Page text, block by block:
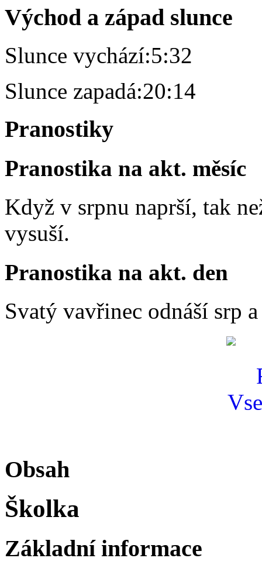
Východ a západ slunce
Slunce vychází:5:32
Slunce zapadá:20:14
Pranostiky
Pranostika na akt. měsíc
Když v srpnu naprší, tak
vysuší.
Pranostika na akt. den
Svatý vavřinec odnáší srp
Obsah
Školka
Základní informace